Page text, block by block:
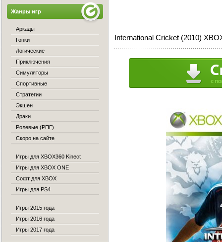
International Cricket (2010)
Жанры игр
Аркады
Гонки
Логические
Приключения
Симуляторы
Спортивные
Стратегии
Экшен
Драки
Ролевые (РПГ)
Скоро на сайте
Игры для XBOX360 Kinect
Игры для XBOX ONE
Софт для XBOX
Игры для PS4
Игры 2015 года
Игры 2016 года
Игры 2017 года